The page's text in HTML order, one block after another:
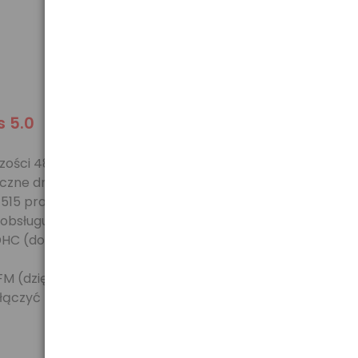
5.0
480 x 272 pikseli, który może wyświetlić 65 tys.
dni). W urządzeniu zastosowano również nowy
pracuje pod kontrolą systemu Windows CE i
większość popularnych formatów
(do 8 GB).
(dzięki któremu muzyki odtwarzanej za pomocą
np. kamerę cofania).